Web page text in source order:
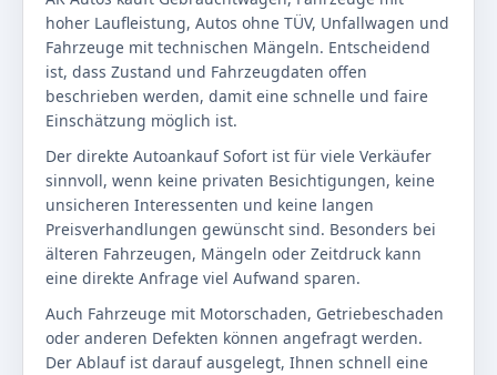
hoher Laufleistung, Autos ohne TÜV, Unfallwagen und
Fahrzeuge mit technischen Mängeln. Entscheidend
ist, dass Zustand und Fahrzeugdaten offen
beschrieben werden, damit eine schnelle und faire
Einschätzung möglich ist.
Der direkte Autoankauf Sofort ist für viele Verkäufer
sinnvoll, wenn keine privaten Besichtigungen, keine
unsicheren Interessenten und keine langen
Preisverhandlungen gewünscht sind. Besonders bei
älteren Fahrzeugen, Mängeln oder Zeitdruck kann
eine direkte Anfrage viel Aufwand sparen.
Auch Fahrzeuge mit Motorschaden, Getriebeschaden
oder anderen Defekten können angefragt werden.
Der Ablauf ist darauf ausgelegt, Ihnen schnell eine